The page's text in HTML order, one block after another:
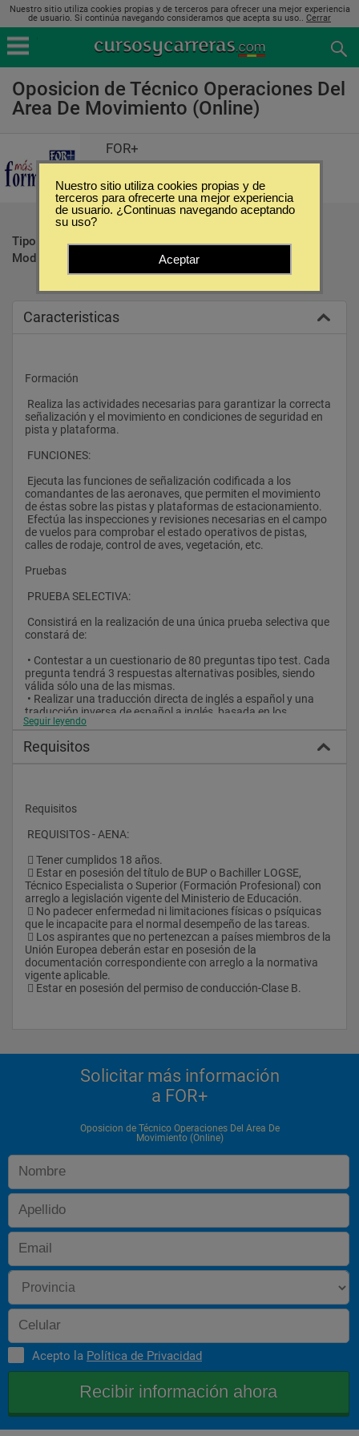
Nuestro sitio utiliza cookies propias y de terceros para ofrecer una mejor experiencia
de usuario. Si continúa navegando consideramos que acepta su uso.. Cerrar
Oposicion de Técnico Operaciones Del
Area De Movimiento (Online)
FOR+
Tipo:
Oposiciones
Modalidad:
Caracteristicas
Formación
señalización y el movimiento en condiciones de seguridad en
pista y plataforma.
FUNCIONES:
comandantes de las aeronaves, que permiten el movimiento
de éstas sobre las pistas y plataformas de estacionamiento.
de vuelos para comprobar el estado operativos de pistas,
calles de rodaje, control de aves, vegetación, etc.
Pruebas
PRUEBA SELECTIVA:
constará de:
pregunta tendrá 3 respuestas alternativas posibles, siendo
válida sólo una de las mismas.
traducción inversa de español a inglés, basada en los
contenidos del Capítulo 10 del Libro 4 del Reglamento de la
RECONOCIMIENTO MÉDICO (Eliminatorio):
reconocimiento médico, en el que se valorará, ante todo, no
padecer anomalías en los aparatos auditivo y visual.
Seguir leyendo
Requisitos
Requisitos
REQUISITOS - AENA:
 Tener cumplidos 18 años.
Técnico Especialista o Superior (Formación Profesional) con
arreglo a legislación vigente del Ministerio de Educación.
que le incapacite para el normal desempeño de las tareas.
Unión Europea deberán estar en posesión de la
documentación correspondiente con arreglo a la normativa
vigente aplicable.
 Estar en posesión del permiso de conducción-Clase B.
Solicitar más información
a FOR+
Oposicion de Técnico Operaciones Del Area De
Movimiento (Online)
Acepto la Política de Privacidad
Nuestro sitio utiliza cookies propias y de
terceros para ofrecerte una mejor experiencia
de usuario. ¿Continuas navegando aceptando
su uso?
Aceptar